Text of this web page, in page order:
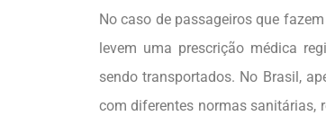
No caso de passageiros que
levem uma prescrição médica
sendo transportados. No Brasil,
com diferentes normas sanitárias,